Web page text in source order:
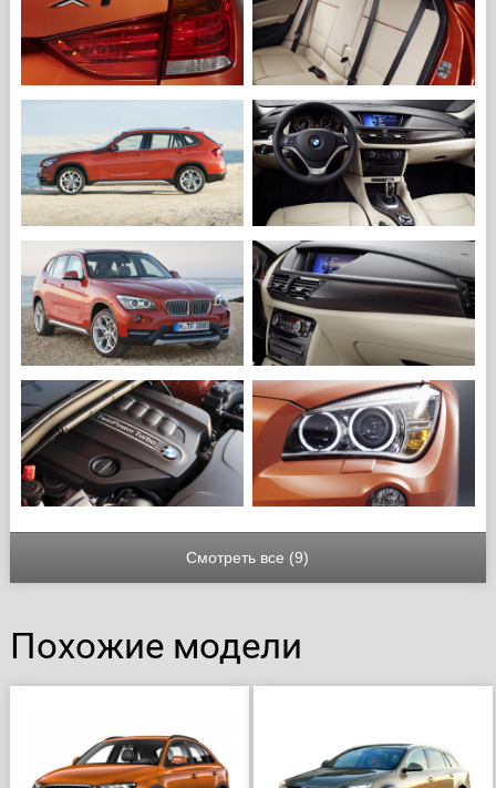
Смотреть все (9)
Похожие модели